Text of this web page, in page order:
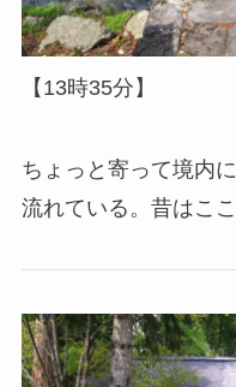
【13時35分】
ちょっと寄って境内
流れている。昔はこ